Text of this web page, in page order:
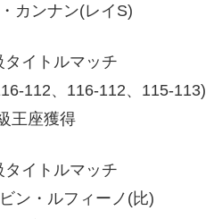
カンナン(レイS)
イトルマッチ
112、116-112、115-113)
王座獲得
イトルマッチ
・ルフィーノ(比)